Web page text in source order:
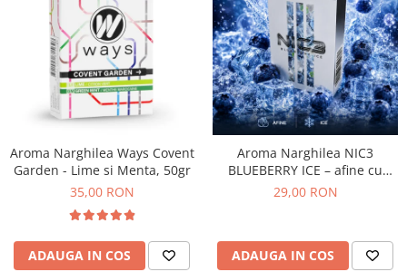
Aroma Narghilea Ways Covent
Garden - Lime si Menta, 50gr
35,00 RON
ADAUGA IN COS
Aroma Narghilea NIC3
BLUEBERRY ICE – afine cu
gheata, 50gr
29,00 RON
ADAUGA IN COS